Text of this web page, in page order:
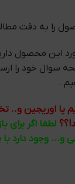
را به دقت
این محصول
.
یا اوریجین
لطفا اگر برای
و... وجود دارد با